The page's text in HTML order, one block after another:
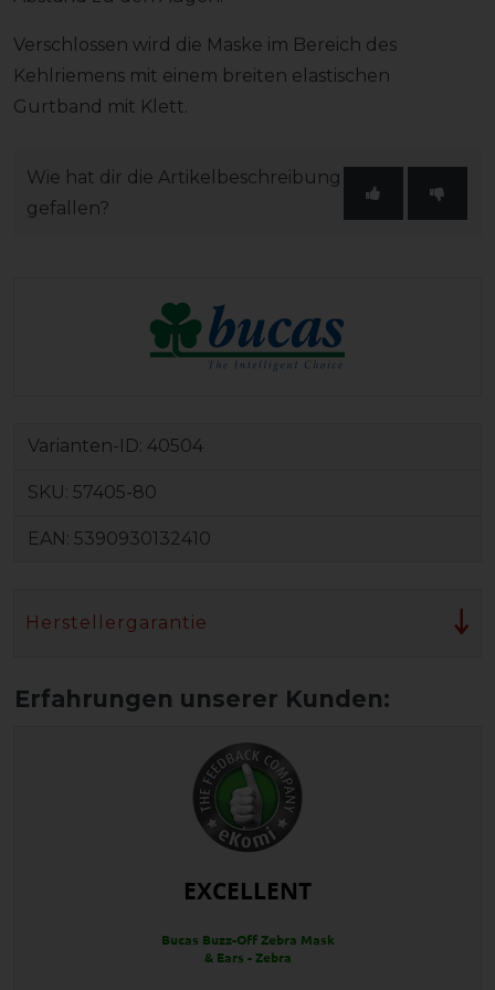
Verschlossen wird die Maske im Bereich des
Kehlriemens mit einem breiten elastischen
Gurtband mit Klett.
Wie hat dir die Artikelbeschreibung
gefallen?
Varianten-ID: 40504
SKU: 57405-80
EAN: 5390930132410
Herstellergarantie
EXCELLENT
Bucas Buzz-Off Zebra Mask
& Ears - Zebra